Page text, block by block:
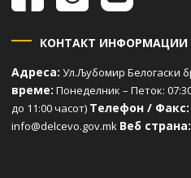
КОНТАКТ ИНФОРМАЦИИ
Адреса: Ул.Љубомир Белогаски
време: Понеделник – Петок:
до 11:00 часот) Телефон / Факс:
info@delcevo.gov.mk Веб страна: